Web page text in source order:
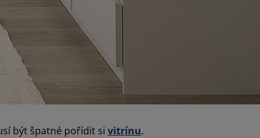
být špatné pořídit si vitrínu.